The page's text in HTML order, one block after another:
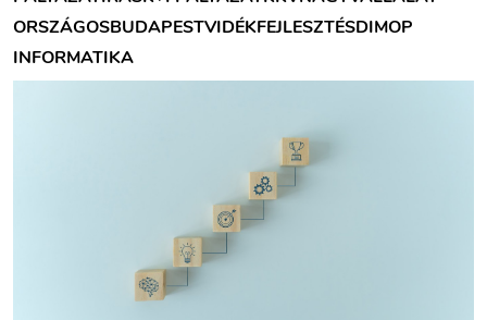
ORSZÁGOSBUDAPESTVIDÉKFEJLESZTÉSDIMOP
INFORMATIKA